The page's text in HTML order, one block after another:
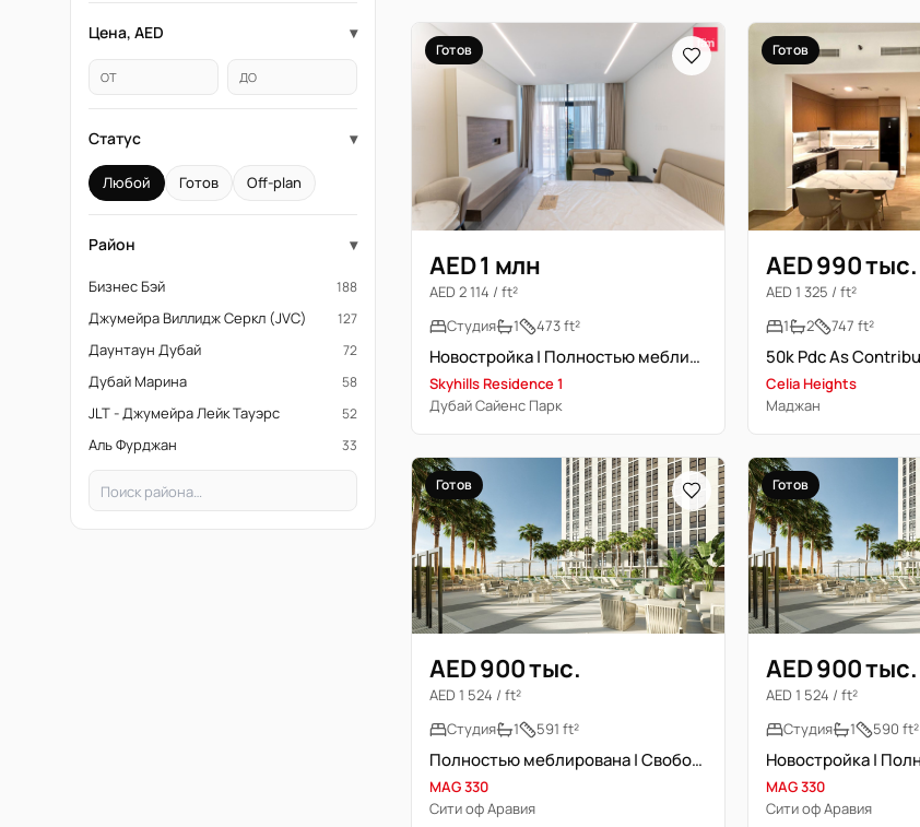
Цена, AED ▾
ОТ ДО
Статус ▾
Любой Готов Off-plan
Район ▾
Бизнес Бэй 188
Джумейра Виллидж Серкл (JVC) 127
Даунтаун Дубай 72
Дубай Марина 58
JLT - Джумейра Лейк Тауэрс 52
Аль Фурджан 33
Готов
AED 1 млн
AED 2 114 / ft²
Студия
1 473 ft²
Новостройка | Полностью меблирована | Высокая ROI
Skyhills Residence 1
Дубай Сайенс Парк
Готов
AED 990 тыс.
AED 1 325 / ft²
1
2 747 ft²
Celia Heights
Маджан
Готов
AED 900 тыс.
AED 1 524 / ft²
Студия
1 591 ft²
Полностью меблирована | Свободна | Новостройка
MAG 330
Сити оф Аравия
Готов
AED 900 тыс.
AED 1 524 / ft²
Студия
1 590 ft²
MAG 330
Сити оф Аравия